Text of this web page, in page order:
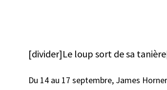
[divider]Le loup sort de sa
Du 14 au 17 septembre, James